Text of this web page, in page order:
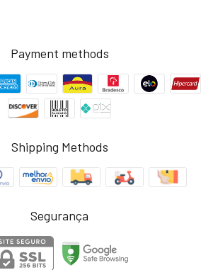
Payment methods
Shipping Methods
Segurança